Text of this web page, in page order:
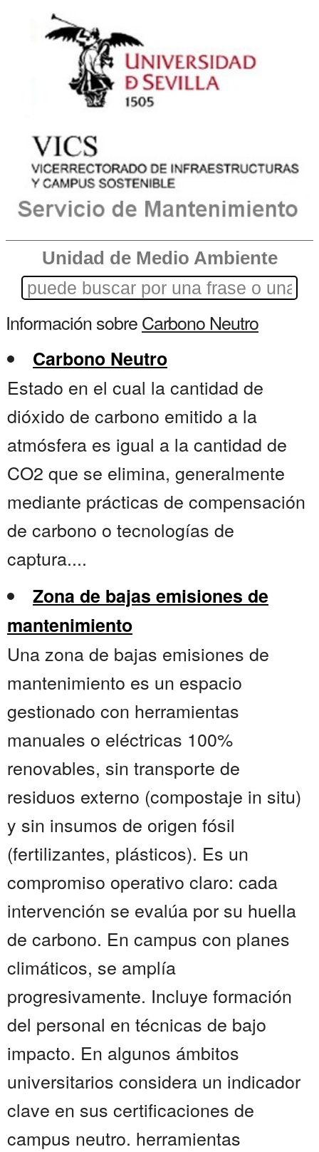
Unidad de Medio Ambiente
Información sobreCarbono Neutro
Carbono Neutro
Estado en el cual la cantidad de
dióxido de carbono emitido a la
atmósfera es igual a la cantidad de
CO2 que se elimina, generalmente
mediante prácticas de compensación
de carbono o tecnologías de
captura....
Zona de bajas emisiones de
mantenimiento
Una zona de bajas emisiones de
mantenimiento es un espacio
gestionado con herramientas
manuales o eléctricas 100%
renovables, sin transporte de
residuos externo (compostaje in situ)
y sin insumos de origen fósil
(fertilizantes, plásticos). Es un
compromiso operativo claro: cada
intervención se evalúa por su huella
de carbono. En campus con planes
climáticos, se amplía
progresivamente. Incluye formación
del personal en técnicas de bajo
impacto. En algunos ámbitos
universitarios considera un indicador
clave en sus certificaciones de
campus neutro. herramientas